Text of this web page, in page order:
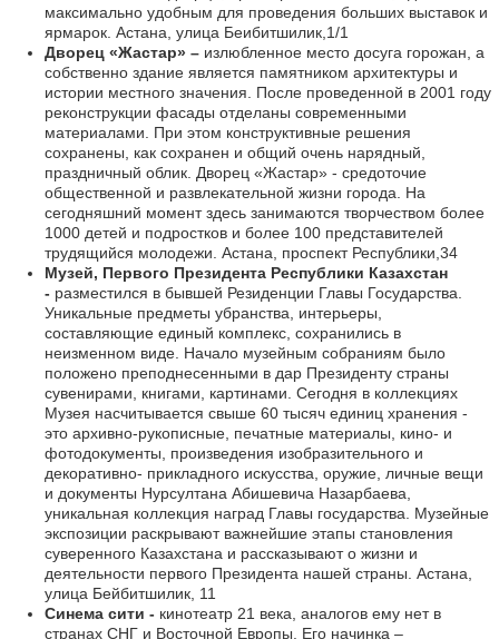
максимально удобным для проведения больших выставок и
ярмарок. Астана, улица Беибитшилик,1/1
Дворец «Жастар» – излюбленное место досуга горожан, а
собственно здание является памятником архитектуры и
истории местного значения. После проведенной в 2001 году
реконструкции фасады отделаны современными
материалами. При этом конструктивные решения
сохранены, как сохранен и общий очень нарядный,
праздничный облик. Дворец «Жастар» - средоточие
общественной и развлекательной жизни города. На
сегодняшний момент здесь занимаются творчеством более
1000 детей и подростков и более 100 представителей
трудящийся молодежи. Астана, проспект Республики,34
Музей, Первого Президента Республики Казахстан
- разместился в бывшей Резиденции Главы Государства.
Уникальные предметы убранства, интерьеры,
составляющие единый комплекс, сохранились в
неизменном виде. Начало музейным собраниям было
положено преподнесенными в дар Президенту страны
сувенирами, книгами, картинами. Сегодня в коллекциях
Музея насчитывается свыше 60 тысяч единиц хранения -
это архивно-рукописные, печатные материалы, кино- и
фотодокументы, произведения изобразительного и
декоративно- прикладного искусства, оружие, личные вещи
и документы Нурсултана Абишевича Назарбаева,
уникальная коллекция наград Главы государства. Музейные
экспозиции раскрывают важнейшие этапы становления
суверенного Казахстана и рассказывают о жизни и
деятельности первого Президента нашей страны. Астана,
улица Бейбитшилик, 11
Синема сити - кинотеатр 21 века, аналогов ему нет в
странах СНГ и Восточной Европы. Его начинка –